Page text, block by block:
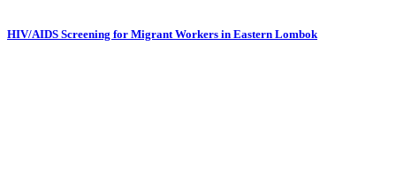
HIV/AIDS Screening for Migrant Workers in Eastern Lombok